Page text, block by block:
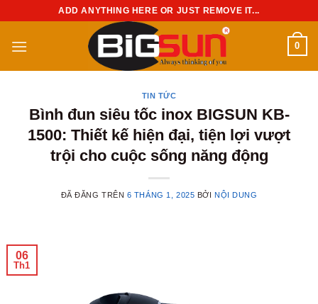
nội
ADD ANYTHING HERE OR JUST REMOVE IT...
0
TIN TỨC
Bình đun siêu tốc inox BIGSUN KB-
1500: Thiết kế hiện đại, tiện lợi vượt
trội cho cuộc sống năng động
ĐÃ ĐĂNG TRÊN 6 THÁNG 1, 2025 BỞI NỘI DUNG
06
Th1